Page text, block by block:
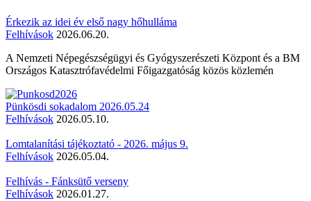
Érkezik az idei év első nagy hőhulláma
Felhívások 2026.06.20.
A Nemzeti Népegészségügyi és Gyógyszerészeti Központ és a BM
Országos Katasztrófavédelmi Főigazgatóság közös közlemén
Pünkösdi sokadalom 2026.05.24
Felhívások 2026.05.10.
Lomtalanítási tájékoztató - 2026. május 9.
Felhívások 2026.05.04.
Felhívás - Fánksütő verseny
Felhívások 2026.01.27.